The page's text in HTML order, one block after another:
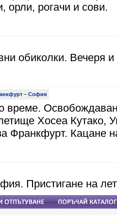
орли, рогачи и сови.
обиколки. Вечеря
– София
време.
Хосеа Кутако,
Франкфурт. Кацане
Пристигане на